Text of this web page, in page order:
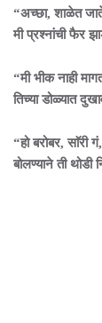
“अच्छा, शाळेत
मी प्रश्नांची फैर
“मी भीक नाही
तिच्या डोळ्यात
“हो बरोबर,
बोलण्याने ती थोडी